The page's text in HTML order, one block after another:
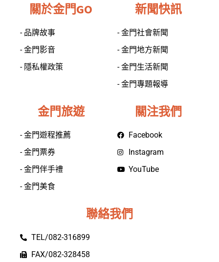
關於金門GO
- 品牌故事
- 金門影音
- 隱私權政策
新聞快訊
- 金門社會新聞
- 金門地方新聞
- 金門生活新聞
- 金門專題報導
金門旅遊
- 金門遊程推薦
- 金門票券
- 金門伴手禮
- 金門美食
關注我們
Facebook
Instagram
YouTube
聯絡我們
TEL/082-316899
FAX/082-328458